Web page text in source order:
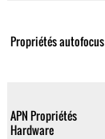
Propriétés autofocus
APN Propriétés
Hardware